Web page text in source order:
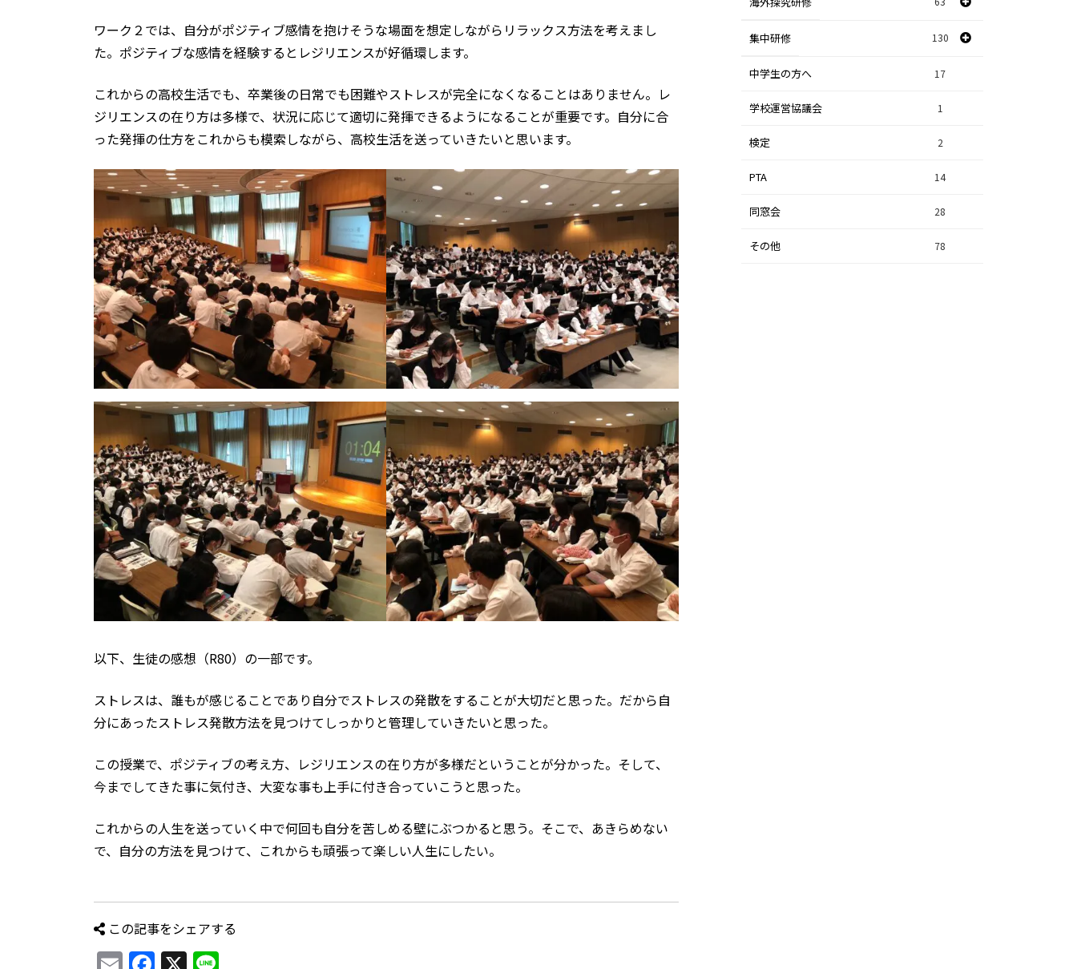
ワーク２では、自分がポジティブ感情を抱けそうな場面を想定しながらリラックス方法を考えまし
た。ポジティブな感情を経験するとレジリエンスが好循環します。
これからの高校生活でも、卒業後の日常でも困難やストレスが完全になくなることはありません。レ
ジリエンスの在り方は多様で、状況に応じて適切に発揮できるようになることが重要です。自分に合
った発揮の仕方をこれからも模索しながら、高校生活を送っていきたいと思います。
以下、生徒の感想（R80）の一部です。
ストレスは、誰もが感じることであり自分でストレスの発散をすることが大切だと思った。だから自
分にあったストレス発散方法を見つけてしっかりと管理していきたいと思った。
この授業で、ポジティブの考え方、レジリエンスの在り方が多様だということが分かった。そして、
今までしてきた事に気付き、大変な事も上手に付き合っていこうと思った。
これからの人生を送っていく中で何回も自分を苦しめる壁にぶつかると思う。そこで、あきらめない
で、自分の方法を見つけて、これからも頑張って楽しい人生にしたい。
この記事をシェアする
社会探究 23
人文探究 9
探究研修 28
集中研修 130
集中研修（スポーツ探究科） 36
集中研修（ビジネス探究科） 56
集中研修（総合探究科） 37
中学生の方へ 17
学校運営協議会 1
検定 2
PTA 14
同窓会 28
その他 78